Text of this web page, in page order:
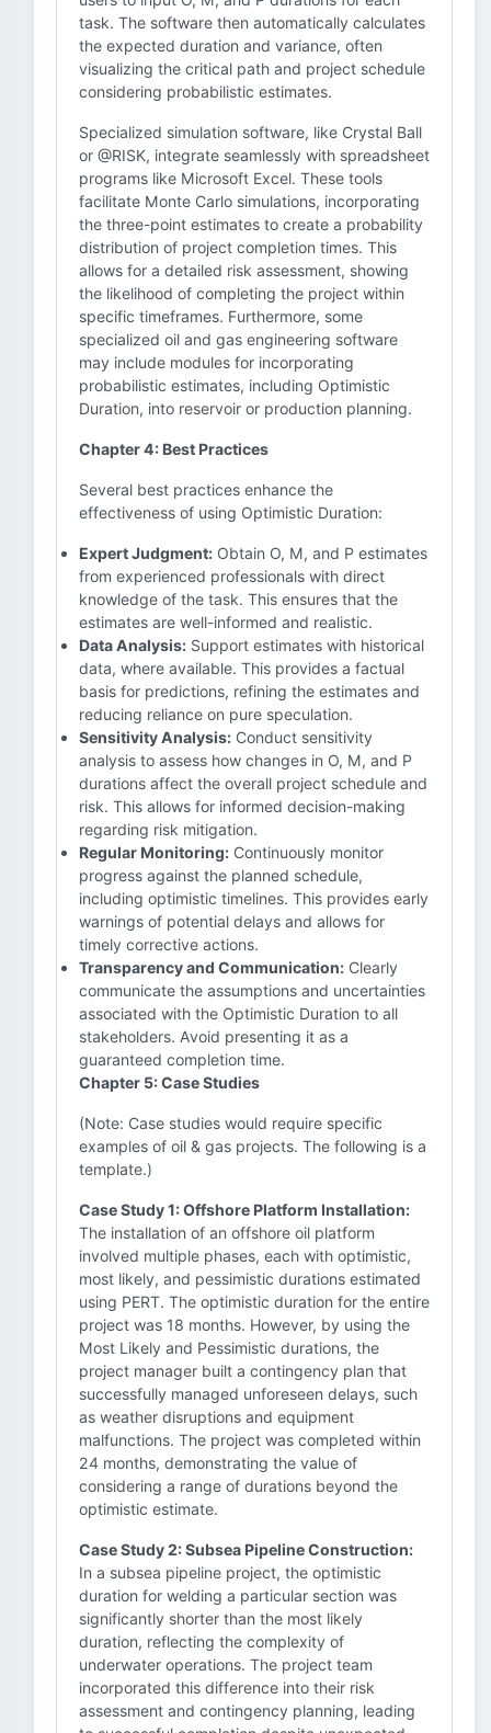
task. The software then automatically calculates
the expected duration and variance, often
visualizing the critical path and project schedule
considering probabilistic estimates.
Specialized simulation software, like Crystal Ball
or @RISK, integrate seamlessly with spreadsheet
programs like Microsoft Excel. These tools
facilitate Monte Carlo simulations, incorporating
the three-point estimates to create a probability
distribution of project completion times. This
allows for a detailed risk assessment, showing
the likelihood of completing the project within
specific timeframes. Furthermore, some
specialized oil and gas engineering software
may include modules for incorporating
probabilistic estimates, including Optimistic
Duration, into reservoir or production planning.
Chapter 4: Best Practices
Several best practices enhance the
effectiveness of using Optimistic Duration:
Expert Judgment: Obtain O, M, and P estimates
from experienced professionals with direct
knowledge of the task. This ensures that the
estimates are well-informed and realistic.
Data Analysis: Support estimates with historical
data, where available. This provides a factual
basis for predictions, refining the estimates and
reducing reliance on pure speculation.
Sensitivity Analysis: Conduct sensitivity
analysis to assess how changes in O, M, and P
durations affect the overall project schedule and
risk. This allows for informed decision-making
regarding risk mitigation.
Regular Monitoring: Continuously monitor
progress against the planned schedule,
including optimistic timelines. This provides early
warnings of potential delays and allows for
timely corrective actions.
Transparency and Communication: Clearly
communicate the assumptions and uncertainties
associated with the Optimistic Duration to all
stakeholders. Avoid presenting it as a
guaranteed completion time.
Chapter 5: Case Studies
(Note: Case studies would require specific
examples of oil & gas projects. The following is a
template.)
Case Study 1: Offshore Platform Installation:
The installation of an offshore oil platform
involved multiple phases, each with optimistic,
most likely, and pessimistic durations estimated
using PERT. The optimistic duration for the entire
project was 18 months. However, by using the
Most Likely and Pessimistic durations, the
project manager built a contingency plan that
successfully managed unforeseen delays, such
as weather disruptions and equipment
malfunctions. The project was completed within
24 months, demonstrating the value of
considering a range of durations beyond the
optimistic estimate.
Case Study 2: Subsea Pipeline Construction:
In a subsea pipeline project, the optimistic
duration for welding a particular section was
significantly shorter than the most likely
duration, reflecting the complexity of
underwater operations. The project team
incorporated this difference into their risk
assessment and contingency planning, leading